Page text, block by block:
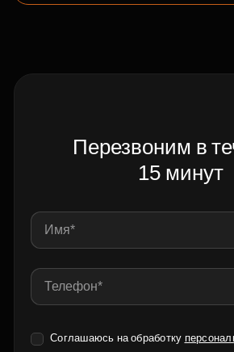
Перезвоним в
15 минут
Соглашаюсь на обработку